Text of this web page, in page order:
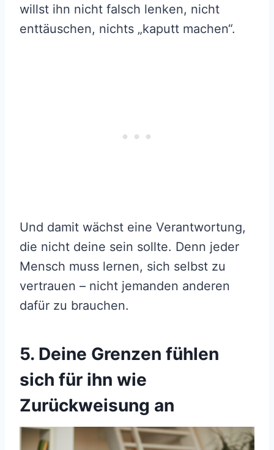
willst ihn nicht falsch lenken, nicht
enttäuschen, nichts „kaputt machen“.
Und damit wächst eine Verantwortung,
die nicht deine sein sollte. Denn jeder
Mensch muss lernen, sich selbst zu
vertrauen – nicht jemanden anderen
dafür zu brauchen.
5. Deine Grenzen fühlen
sich für ihn wie
Zurückweisung an